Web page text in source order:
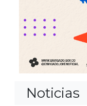
Noticias